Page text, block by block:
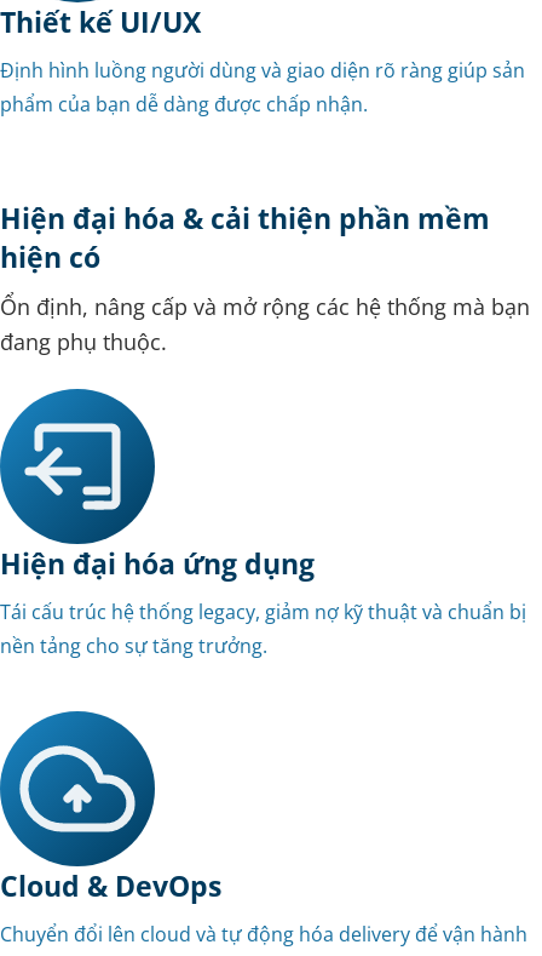
Thiết kế UI/UX
Định hình luồng người dùng và giao diện rõ ràng giúp sản
phẩm của bạn dễ dàng được chấp nhận.
Hiện đại hóa & cải thiện phần mềm
hiện có
Ổn định, nâng cấp và mở rộng các hệ thống mà bạn
đang phụ thuộc.
Hiện đại hóa ứng dụng
Tái cấu trúc hệ thống legacy, giảm nợ kỹ thuật và chuẩn bị
nền tảng cho sự tăng trưởng.
Cloud & DevOps
Chuyển đổi lên cloud và tự động hóa delivery để vận hành